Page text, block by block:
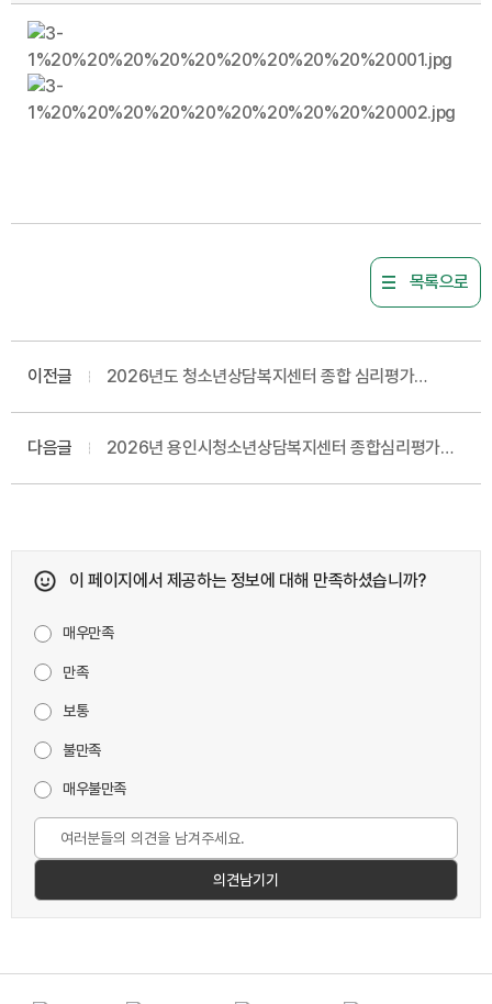
목록으로
이전글
2026년도 청소년상담복지센터 종합 심리평가
다음글
2026년 용인시청소년상담복지센터 종합심리평가
이 페이지에서 제공하는 정보에 대해 만족하셨습니까?
매우만족
만족
보통
불만족
매우불만족